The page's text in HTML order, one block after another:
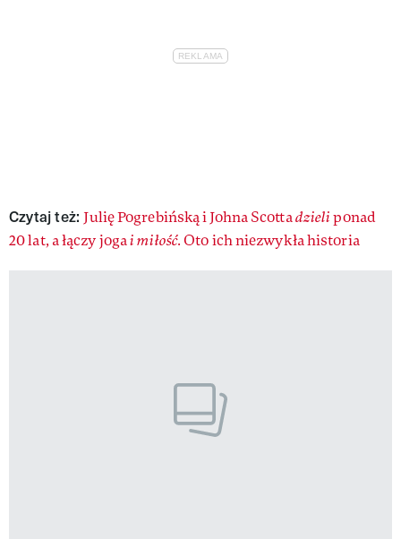
Czytaj też: Julię Pogrebińską i Johna Scottadzieliponad
20 lat, a łączy jogai miłość.Oto ich niezwykła historia